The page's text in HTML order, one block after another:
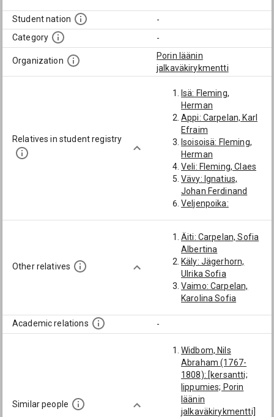
Student nation
-
Category
-
Organization
Porin läänin
jalkaväkirykmentti
Relatives in student registry
Isä: Fleming,
Herman
Appi: Carpelan, Karl
Efraim
Isoisoisä: Fleming,
Herman
Veli: Fleming, Claes
Vävy: Ignatius,
Johan Ferdinand
Veljenpoika:
Other relatives
Äiti: Carpelan, Sofia
Albertina
Käly: Jägerhorn,
Ulrika Sofia
Vaimo: Carpelan,
Karolina Sofia
Academic relations -
Similar people
Widbom, Nils
Abraham (1767-
1808): [kersantti;
lippumies; Porin
läänin
jalkaväkirykmentti]